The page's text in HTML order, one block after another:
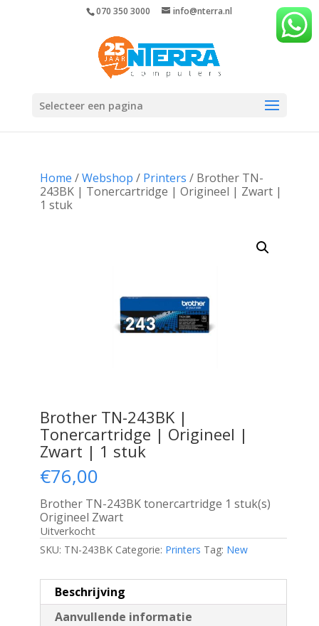
070 350 3000 info@nterra.nl
Selecteer een pagina
Home /Webshop / Printers / Brother TN-
243BK | Tonercartridge | Origineel | Zwart |
1 stuk
Brother TN-243BK |
Tonercartridge | Origineel |
Zwart | 1 stuk
€76,00
Brother TN-243BK tonercartridge 1 stuk(s)
Origineel Zwart
Uitverkocht
SKU: TN-243BK Categorie: Printers Tag: New
Beschrijving
Aanvullende informatie